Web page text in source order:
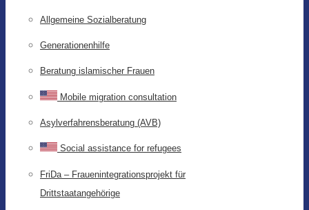
Allgemeine Sozialberatung
Generationenhilfe
Beratung islamischer Frauen
Mobile migration consultation
Asylverfahrensberatung (AVB)
Social assistance for refugees
FriDa – Frauenintegrationsprojekt für
Drittstaatangehörige